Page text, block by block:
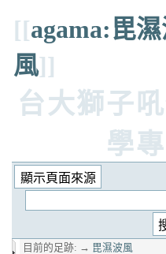
[[agama:毘
風]]
台大獅子
學
目前的足跡: → 毘濕波風